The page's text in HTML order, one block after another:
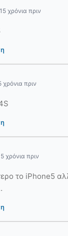
15 χρόνια πριν
χρόνια πριν
χρόνια πριν
το iPhone5